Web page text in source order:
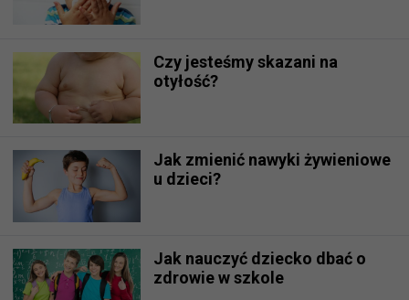
Czy jesteśmy skazani na
otyłość?
Jak zmienić nawyki żywieniowe
u dzieci?
Jak nauczyć dziecko dbać o
zdrowie w szkole